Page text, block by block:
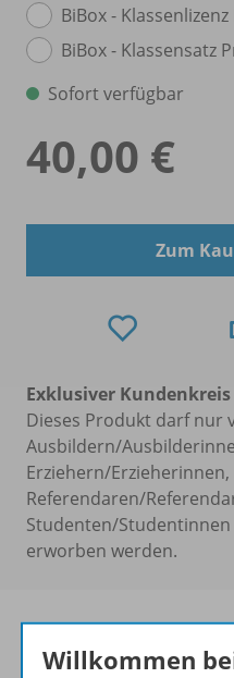
BiBox -
BiBox - Klassensatz
Sofort verfügbar
40,00 €
Zum
Exklusiver Kundenkreis
Dieses Produkt darf nur
Ausbildern/
Erziehern/
Referendaren/
Studenten/
erworben werden.
Willkommen